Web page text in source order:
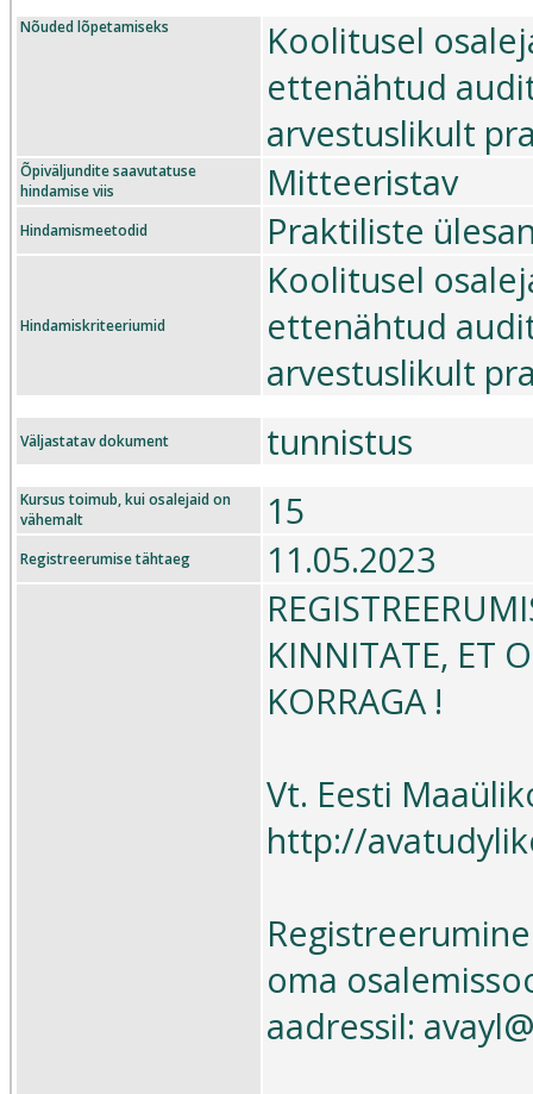
Nõuded lõpetamiseks
Koolitusel
ettenähtud
arvestuslikult
Õpiväljundite saavutatuse
hindamise viis
Mitteeristav
Hindamismeetodid Praktiliste
Hindamiskriteeriumid
Koolitusel
ettenähtud
arvestuslikult
Väljastatav dokument tunnistus
Kursus toimub, kui osalejaid on
vähemalt
15
Registreerumise tähtaeg 11.05.2023
KINNITATE, ET
KORRAGA !
Vt. Eesti
http://
oma
aadressil: